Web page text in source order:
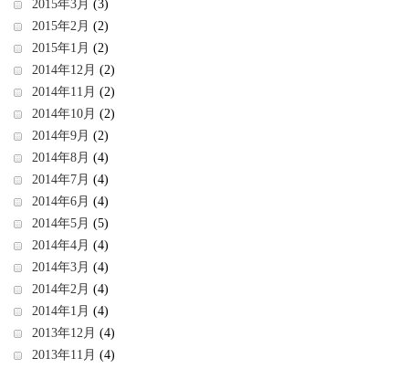
2015年3月 (3)
2015年2月 (2)
2015年1月 (2)
2014年12月 (2)
2014年11月 (2)
2014年10月 (2)
2014年9月 (2)
2014年8月 (4)
2014年7月 (4)
2014年6月 (4)
2014年5月 (5)
2014年4月 (4)
2014年3月 (4)
2014年2月 (4)
2014年1月 (4)
2013年12月 (4)
2013年11月 (4)